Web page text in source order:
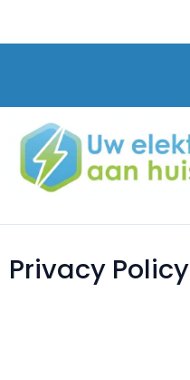
Privacy Policy